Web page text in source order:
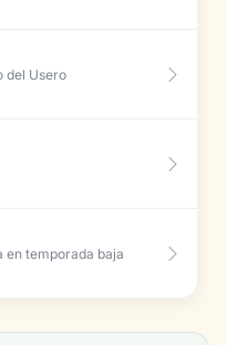
del Usero
en temporada baja